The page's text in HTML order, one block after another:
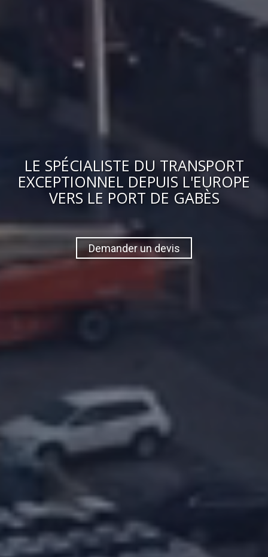
LE SPÉCIALISTE DU TRANSPORT
EXCEPTIONNEL DEPUIS L'EUROPE
VERS LE PORT DE GABÈS
Demander un devis